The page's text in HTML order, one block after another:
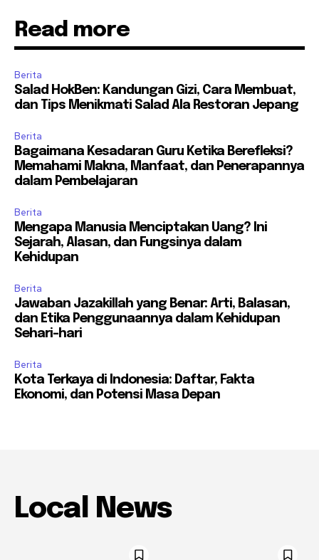
Read more
Berita
Salad HokBen: Kandungan Gizi, Cara Membuat,
dan Tips Menikmati Salad Ala Restoran Jepang
Berita
Bagaimana Kesadaran Guru Ketika Berefleksi?
Memahami Makna, Manfaat, dan Penerapannya
dalam Pembelajaran
Berita
Mengapa Manusia Menciptakan Uang? Ini
Sejarah, Alasan, dan Fungsinya dalam
Kehidupan
Berita
Jawaban Jazakillah yang Benar: Arti, Balasan,
dan Etika Penggunaannya dalam Kehidupan
Sehari-hari
Berita
Kota Terkaya di Indonesia: Daftar, Fakta
Ekonomi, dan Potensi Masa Depan
Local News